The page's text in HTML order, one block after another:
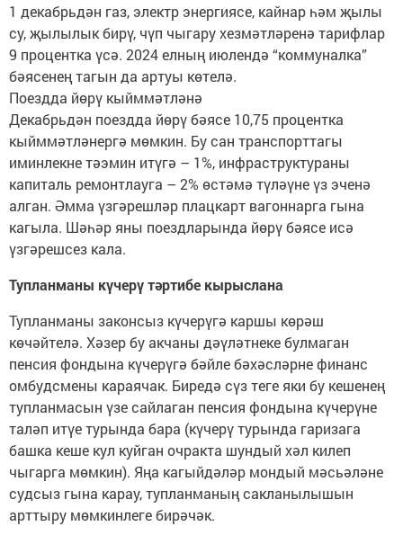
1 декабрьдән газ, электр энергиясе, кайнар һәм җылы
су, җылылык бирү, чүп чыгару хезмәтләренә тарифлар
9 процентка үсә. 2024 елның июлендә “коммуналка”
бәясенең тагын да артуы көтелә.
Поездда йөрү кыйммәтләнә
Декабрьдән поездда йөрү бәясе 10,75 процентка
кыйммәтләнергә мөмкин. Бу сан транспорттагы
иминлекне тәэмин итүгә – 1%, инфраструктураны
капиталь ремонтлауга – 2% өстәмә түләүне үз эченә
алган. Әмма үзгәрешләр плацкарт вагоннарга гына
кагыла. Шәһәр яны поездларында йөрү бәясе исә
үзгәрешсез кала.
Тупланманы күчерү тәртибе кырыслана
Тупланманы законсыз күчерүгә каршы көрәш
көчәйтелә. Хәзер бу акчаны дәүләтнеке булмаган
пенсия фондына күчерүгә бәйле бәхәсләрне финанс
омбудсмены караячак. Биредә сүз теге яки бу кешенең
тупланмасын үзе сайлаган пенсия фондына күчерүне
таләп итүе турында бара (күчерү турында гаризага
башка кеше кул куйган очракта шундый хәл килеп
чыгарга мөмкин). Яңа кагыйдәләр мондый мәсьәләне
судсыз гына карау, тупланманың сакланылышын
арттыру мөмкинлеге бирәчәк.